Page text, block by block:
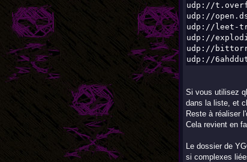
udp://
udp://
udp://leet-
udp://
udp://
udp://
Si vous utilisez
dans la liste, et
Reste à réaliser
Cela revient en
Le dossier de
si complexes